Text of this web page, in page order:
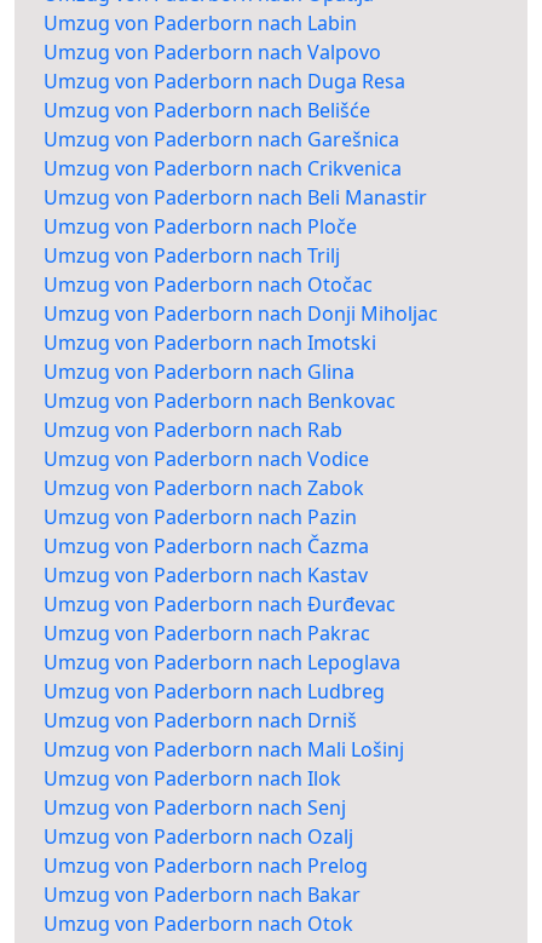
Umzug von Paderborn nach Labin
Umzug von Paderborn nach Valpovo
Umzug von Paderborn nach Duga Resa
Umzug von Paderborn nach Belišće
Umzug von Paderborn nach Garešnica
Umzug von Paderborn nach Crikvenica
Umzug von Paderborn nach Beli Manastir
Umzug von Paderborn nach Ploče
Umzug von Paderborn nach Trilj
Umzug von Paderborn nach Otočac
Umzug von Paderborn nach Donji Miholjac
Umzug von Paderborn nach Imotski
Umzug von Paderborn nach Glina
Umzug von Paderborn nach Benkovac
Umzug von Paderborn nach Rab
Umzug von Paderborn nach Vodice
Umzug von Paderborn nach Zabok
Umzug von Paderborn nach Pazin
Umzug von Paderborn nach Čazma
Umzug von Paderborn nach Kastav
Umzug von Paderborn nach Đurđevac
Umzug von Paderborn nach Pakrac
Umzug von Paderborn nach Lepoglava
Umzug von Paderborn nach Ludbreg
Umzug von Paderborn nach Drniš
Umzug von Paderborn nach Mali Lošinj
Umzug von Paderborn nach Ilok
Umzug von Paderborn nach Senj
Umzug von Paderborn nach Ozalj
Umzug von Paderborn nach Prelog
Umzug von Paderborn nach Bakar
Umzug von Paderborn nach Otok